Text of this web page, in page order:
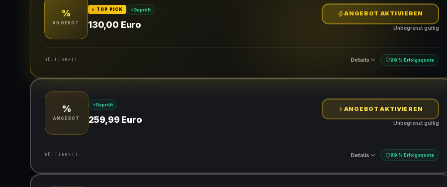
%
ANGEBOT
⭐ TOP PICK Geprüft
130,00 Euro
ANGEBOT AKTIVIEREN
Unbegrenzt gültig
GÜLTIGKEIT Details 99 % Erfolgsquote
Gültig für teilnehmende Produkte
%
ANGEBOT
Geprüft
259,99 Euro
ANGEBOT AKTIVIEREN
Unbegrenzt gültig
GÜLTIGKEIT Details 99 % Erfolgsquote